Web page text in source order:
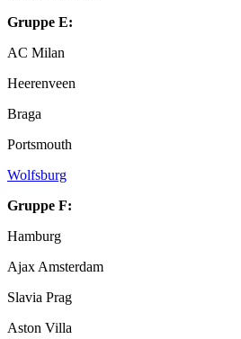
Gruppe E:
AC Milan
Heerenveen
Braga
Portsmouth
Wolfsburg
Gruppe F:
Hamburg
Ajax Amsterdam
Slavia Prag
Aston Villa